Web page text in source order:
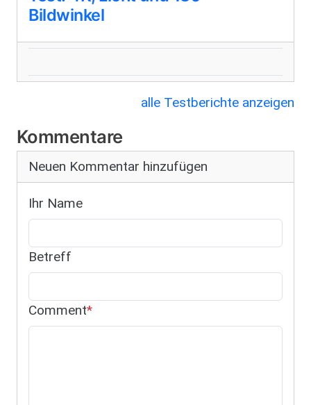
Bildwinkel
alle Testberichte anzeigen
Kommentare
Neuen Kommentar hinzufügen
Ihr Name
Betreff
Comment